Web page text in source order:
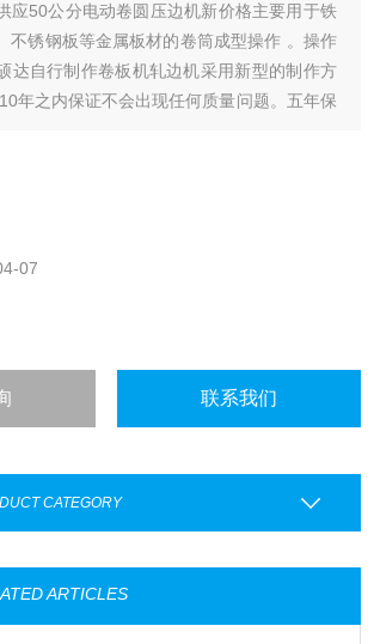
应50公分电动卷圆压边机新价格主要用于铁
不锈钢板等金属板材的卷筒成型操作 。操作
达自行制作卷板机轧边机采用新型的制作方
年之内保证不会出现任何质量问题。五年保
用受力均匀，三辊不挤压。卷板机的三个辊
板。
07
联系我们
CATEGORY
ARTICLES